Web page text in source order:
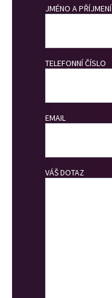
JMÉNO A PŘÍJMENÍ
TELEFONNÍ ČÍSLO
EMAIL
VÁŠ DOTAZ